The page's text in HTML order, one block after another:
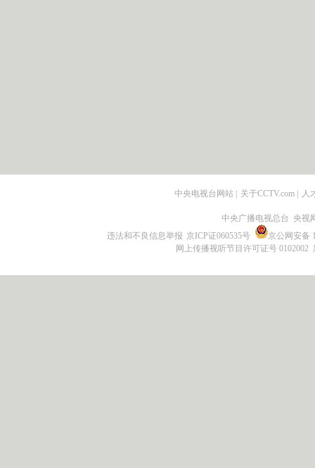
中央电视台网站 | 关于CCTV.com | 人
中央广播电视总台 央视
违法和不良信息举报 京ICP证060535号
京公网安备
网上传播视听节目许可证号 0102002